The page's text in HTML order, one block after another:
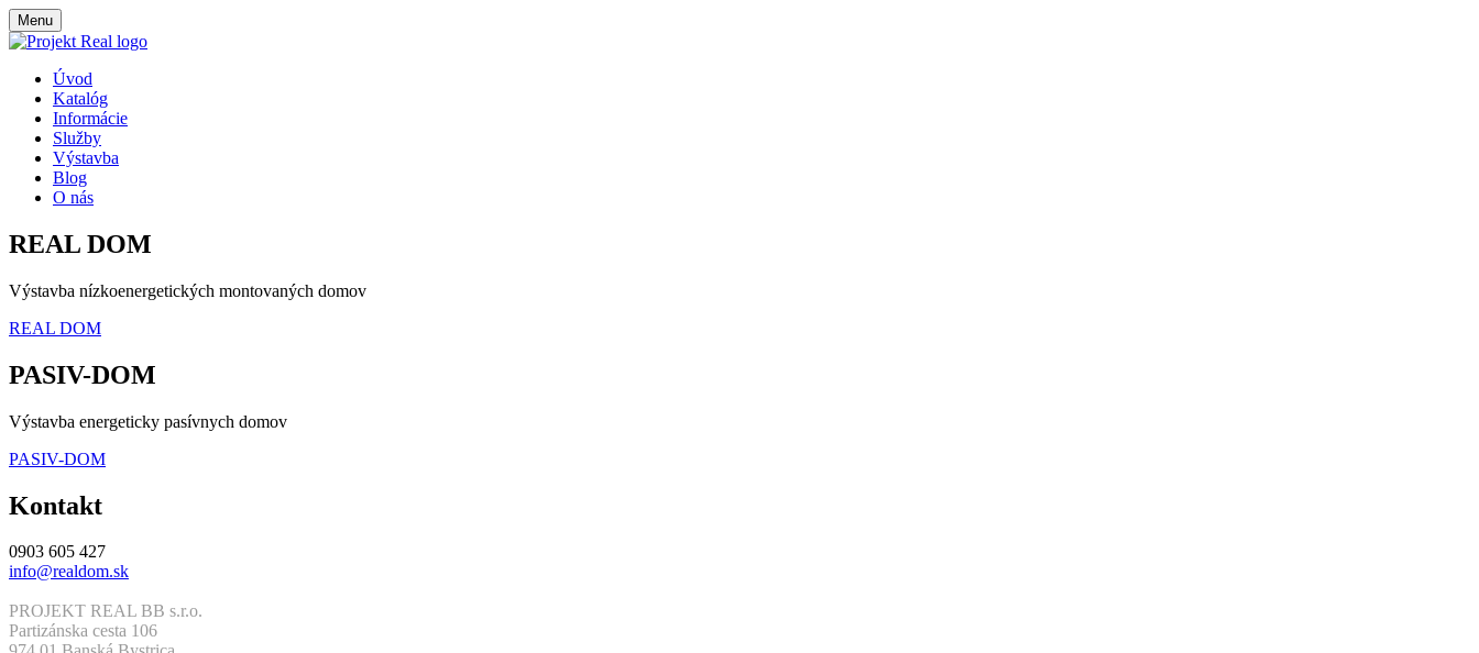
Menu
Úvod
Katalóg
Informácie
Služby
Výstavba
Blog
O nás
REAL DOM
Výstavba nízkoenergetických montovaných domov
REAL DOM
PASIV-DOM
Výstavba energeticky pasívnych domov
PASIV-DOM
Kontakt
0903 605 427
info@realdom.sk
PROJEKT REAL BB s.r.o.
Partizánska cesta 106